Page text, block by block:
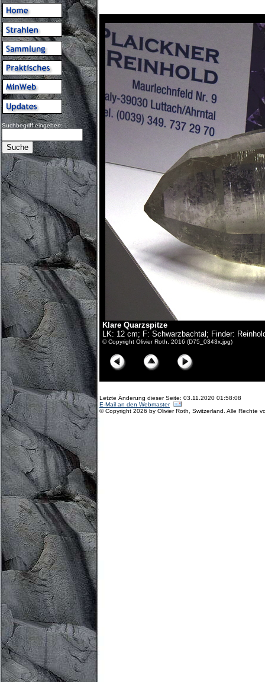
Suchbegriff eingeben:
Klare Quarzspitze
LK: 12 cm; F: Schwarzbachtal; Finder:
© Copyright Olivier Roth, 2016 (D75_0343x.jpg)
Letzte Änderung dieser Seite: 03.11.2020 01:58:08
E-Mail an den Webmaster
© Copyright 2026 by Olivier Roth, Switzerland. Alle Rechte